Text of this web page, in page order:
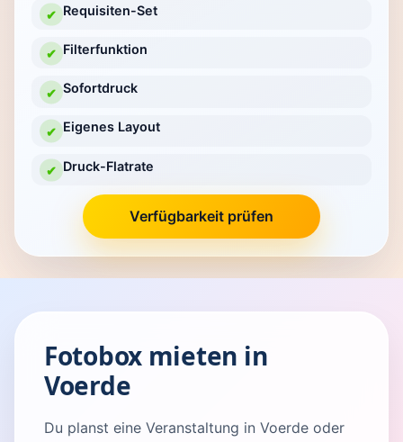
✔ Requisiten-Set
✔ Filterfunktion
✔ Sofortdruck
✔ Eigenes Layout
✔ Druck-Flatrate
Verfügbarkeit prüfen
Fotobox mieten in
Voerde
Du planst eine Veranstaltung in Voerde oder